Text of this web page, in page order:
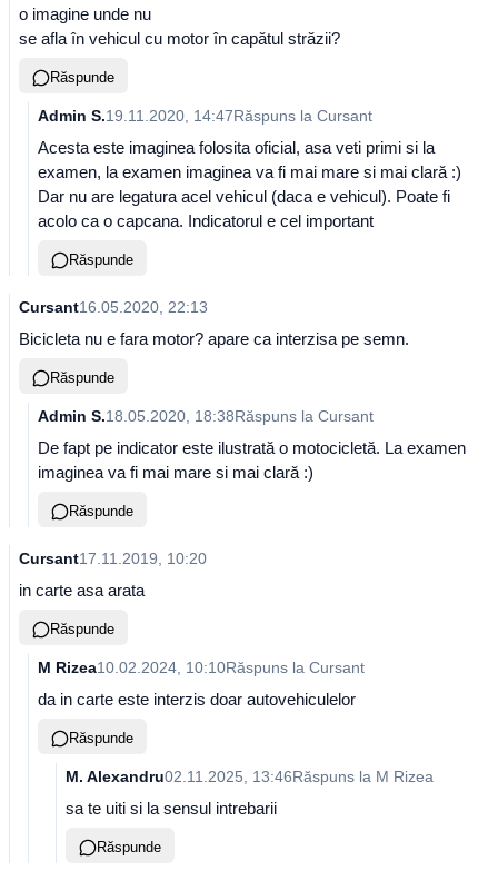
o imagine unde nu
se afla în vehicul cu motor în capătul străzii?
Răspunde
Admin S.19.11.2020, 14:47Răspuns la Cursant
Acesta este imaginea folosita oficial, asa veti primi si la
examen, la examen imaginea va fi mai mare si mai clară :)
Dar nu are legatura acel vehicul (daca e vehicul). Poate fi
acolo ca o capcana. Indicatorul e cel important
Răspunde
Cursant16.05.2020, 22:13
Bicicleta nu e fara motor? apare ca interzisa pe semn.
Răspunde
Admin S.18.05.2020, 18:38Răspuns la Cursant
De fapt pe indicator este ilustrată o motocicletă. La examen
imaginea va fi mai mare si mai clară :)
Răspunde
Cursant17.11.2019, 10:20
in carte asa arata
Răspunde
M Rizea10.02.2024, 10:10Răspuns la Cursant
da in carte este interzis doar autovehiculelor
Răspunde
M. Alexandru02.11.2025, 13:46Răspuns la M Rizea
sa te uiti si la sensul intrebarii
Răspunde